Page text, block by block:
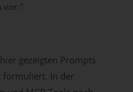
vor."
gezeigten Prompts
formuliert. In der